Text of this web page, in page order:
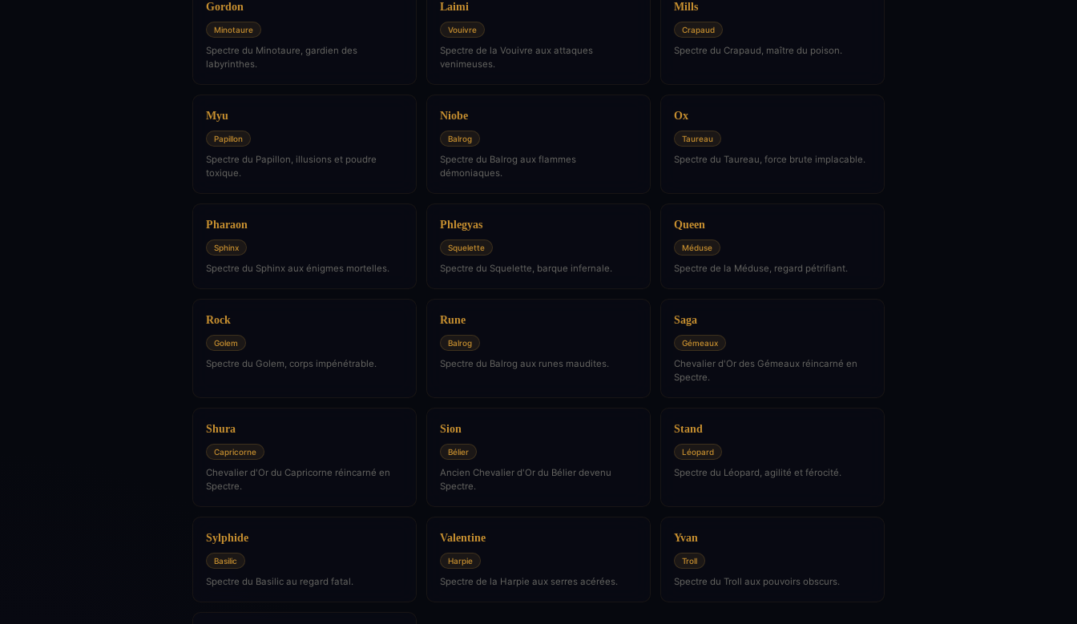
Gordon
Minotaure
Spectre du Minotaure, gardien des
labyrinthes.
Laimi
Vouivre
Spectre de la Vouivre aux attaques
venimeuses.
Mills
Crapaud
Spectre du Crapaud, maître du poison.
Myu
Papillon
Spectre du Papillon, illusions et poudre
toxique.
Niobe
Balrog
Spectre du Balrog aux flammes
démoniaques.
Ox
Taureau
Spectre du Taureau, force brute implacable.
Pharaon
Sphinx
Spectre du Sphinx aux énigmes mortelles.
Phlegyas
Squelette
Spectre du Squelette, barque infernale.
Queen
Méduse
Spectre de la Méduse, regard pétrifiant.
Rock
Golem
Spectre du Golem, corps impénétrable.
Rune
Balrog
Spectre du Balrog aux runes maudites.
Saga
Gémeaux
Chevalier d'Or des Gémeaux réincarné en
Spectre.
Shura
Capricorne
Chevalier d'Or du Capricorne réincarné en
Spectre.
Sion
Bélier
Ancien Chevalier d'Or du Bélier devenu
Spectre.
Stand
Léopard
Spectre du Léopard, agilité et férocité.
Sylphide
Basilic
Spectre du Basilic au regard fatal.
Valentine
Harpie
Spectre de la Harpie aux serres acérées.
Yvan
Troll
Spectre du Troll aux pouvoirs obscurs.